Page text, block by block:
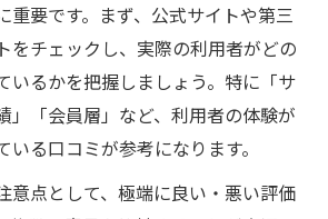
重要です。まず、公式サイトや第三
をチェックし、実際の利用者がどの
いるかを把握しましょう。特に「サ
」「会員層」など、利用者の体験が
る口コミが参考になります。
意点として、極端に良い・悪い評価